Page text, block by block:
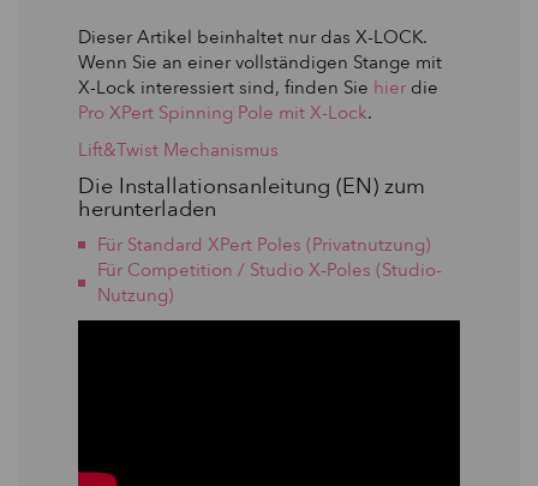
Dieser Artikel beinhaltet nur das X-LOCK.
Wenn Sie an einer vollständigen Stange mit
X-Lock interessiert sind, finden Sie hier die
Pro XPert Spinning Pole mit X-Lock.
Lift&Twist Mechanismus
Die Installationsanleitung (EN) zum
herunterladen
Für Standard XPert Poles (Privatnutzung)
Für Competition / Studio X-Poles (Studio-
Nutzung)